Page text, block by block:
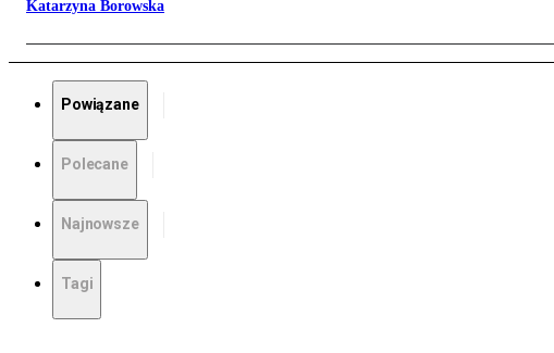
Katarzyna Borowska
Powiązane
Polecane
Najnowsze
Tagi